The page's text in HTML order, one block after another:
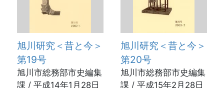
旭川研究＜昔と今＞
第19号
旭川市総務部市史編集
課 / 平成14年1月28日
旭川研究＜昔と今＞
第20号
旭川市総務部市史編集
課 / 平成15年2月28日